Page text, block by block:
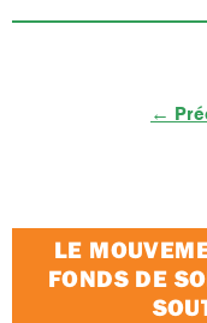
←
LE
FONDS DE